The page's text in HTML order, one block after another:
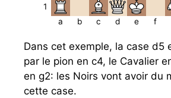
1
a
b c d e f
Dans cet exemple, la case d5
par le pion en c4, le Cavalier
en g2: les Noirs vont avoir du
cette case.